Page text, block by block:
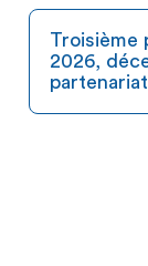
Troisième
2026,